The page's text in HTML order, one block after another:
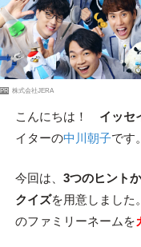
PR 株式会社JERA
こんにちは！ イッセ
イターの中川朝子です。
今回は、 3つのヒント
クイズを用意しました
のファミリーネームを